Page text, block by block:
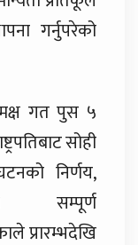
गर्नुपरेको
गत पुस ५
सोही
निर्णय,
सम्पूर्ण
प्रारम्भदेखि